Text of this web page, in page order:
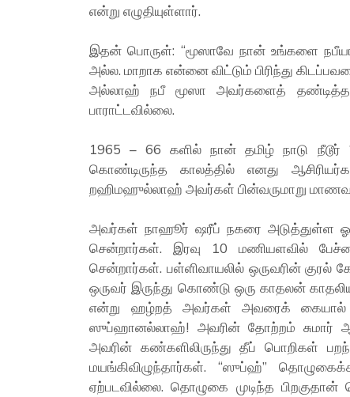
என்று எழுதியுள்ளார்.
இதன் பொருள்: “மூஸாவே நான் உங்களை நபீயாக
அல்ல. மாறாக என்னை விட்டும் பிரிந்து
அல்லாஹ் நபீ மூஸா அவர்களைத்
பாராட்டவில்லை.
1965 – 66 களில் நான் தமிழ் நாடு நீடூர்
கொண்டிருந்த காலத்தில் எனது
றஹிமஹுல்லாஹ் அவர்கள் பின்வருமாறு
அவர்கள் நாஹூர் ஷரீப் நகரை அடுத்துள்ள
சென்றார்கள். இரவு 10 மணியளவில் பேச்சை
சென்றார்கள். பள்ளிவாயலில் ஒருவரின் குரல்
ஒருவர் இருந்து கொண்டு ஒரு காதலன்
என்று ஹழ்றத் அவர்கள் அவரைக் கையால்
ஸுப்ஹானல்லாஹ்! அவரின் தோற்றம் சுமார்
அவரின் கண்களிலிருந்து தீப் பொறிகள்
மயங்கிவிழுந்தார்கள். “ஸுப்ஹ்”
ஏற்படவில்லை. தொழுகை முடிந்த